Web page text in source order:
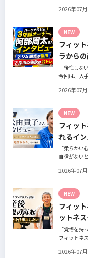
についてイ
はそのスタ
を語ってい
2026年07
NEW
フィッ
ラから
「後悔しな
今回は、大
の阿部周大
2026年07
NEW
フィッ
れるイ
「柔らかい
自信がない
そんな風に
さん。選ば
行動とは？
2026年07
NEW
フィッ
ットネ
立～
「覚悟を持
フィットネ
たパーソナ
2026年07